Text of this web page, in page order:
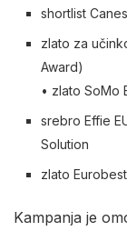
shortlist
zlato za
Award)
• zlato SoMo
srebro Effie
Solution
zlato
Kampanja je